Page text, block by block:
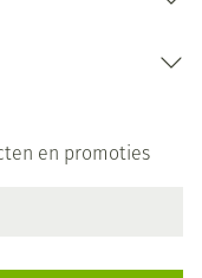
en promoties